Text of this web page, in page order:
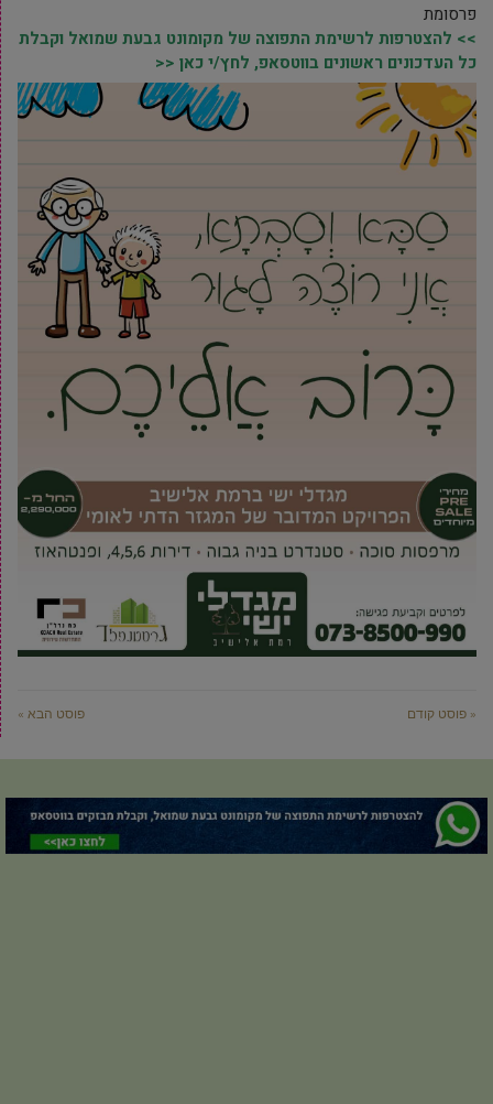
פרסומת
>> להצטרפות לרשימת התפוצה של מקומונט גבעת שמואל וקבלת
כל העדכונים ראשונים בווטסאפ, לחץ/י כאן <<
« פוסט קודם פוסט הבא »